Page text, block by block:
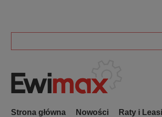
Strona główna Nowości Raty i